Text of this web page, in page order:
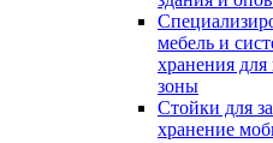
мебель и
хранения для
зоны
Стойки для
хранение